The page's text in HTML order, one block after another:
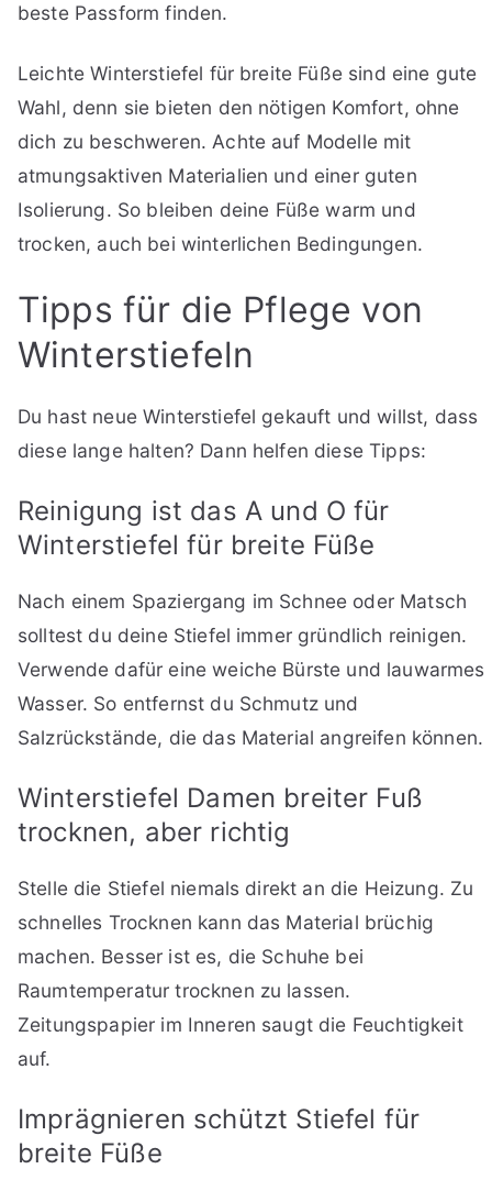
beste Passform finden.
Leichte Winterstiefel für breite Füße sind eine gute
Wahl, denn sie bieten den nötigen Komfort, ohne
dich zu beschweren. Achte auf Modelle mit
atmungsaktiven Materialien und einer guten
Isolierung. So bleiben deine Füße warm und
trocken, auch bei winterlichen Bedingungen.
Tipps für die Pflege von
Winterstiefeln
Du hast neue Winterstiefel gekauft und willst, dass
diese lange halten? Dann helfen diese Tipps:
Reinigung ist das A und O für
Winterstiefel für breite Füße
Nach einem Spaziergang im Schnee oder Matsch
solltest du deine Stiefel immer gründlich reinigen.
Verwende dafür eine weiche Bürste und lauwarmes
Wasser. So entfernst du Schmutz und
Salzrückstände, die das Material angreifen können.
Winterstiefel Damen breiter Fuß
trocknen, aber richtig
Stelle die Stiefel niemals direkt an die Heizung. Zu
schnelles Trocknen kann das Material brüchig
machen. Besser ist es, die Schuhe bei
Raumtemperatur trocknen zu lassen.
Zeitungspapier im Inneren saugt die Feuchtigkeit
auf.
Imprägnieren schützt Stiefel für
breite Füße